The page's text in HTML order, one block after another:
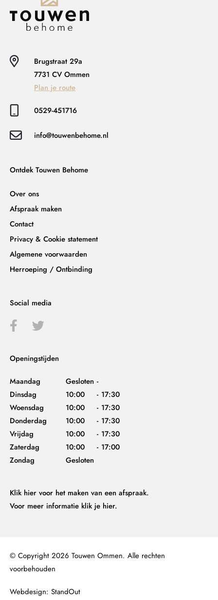
Brugstraat 29a
7731 CV Ommen
Plan je route
0529-451716
info@touwenbehome.nl
Ontdek Touwen Behome
Over ons
Afspraak maken
Contact
Privacy & Cookie statement
Algemene voorwaarden
Herroeping / Ontbinding
Social media
Openingstijden
Maandag Gesloten -
Dinsdag
10:00 - 17:30
Woensdag
10:00 - 17:30
Donderdag
10:00 - 17:30
Vrijdag
10:00 - 17:30
Zaterdag
10:00 - 17:00
Zondag
Gesloten
Klik hier voor het maken van een afspraak.
Voor meer informatie klik je hier.
© Copyright 2026 Touwen Ommen. Alle rechten
voorbehouden
Webdesign: StandOut